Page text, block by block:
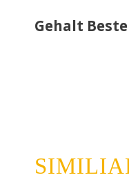
Gehalt